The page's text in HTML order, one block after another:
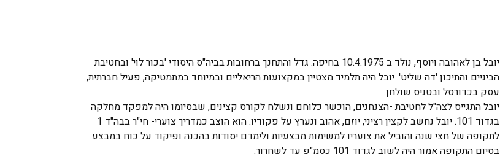
יובל בן לאהובה ויוסף, נולד ב 10.4.1975 בחיפה. גדל והתחנך ברחובות בביה"ס היסודי 'בכור לוי' ובחטיבת
הביניים והתיכון 'דה שליט'. יובל היה תלמיד מצטיין במקצועות הריאליים ובמיוחד במתמטיקה, פעיל חברתית,
עסק בכדורסל ובטניס שולחן.
יובל התגייס לצה"ל לחטיבת -הצנחנים, הוכשר כלוחם ונשלח לקורס קצינים, שבסיומו היה למפקד מחלקה
בגדוד 101. יובל נחשב לקצין רציני, יוזם, אהוב ונערץ על פקודיו. הוא הוצב כמדריך צוערי- חי"ר בבה"ד 1
לתקופה של חצי שנה והוביל את צועריו למשימות מבצעיות ולימדם יסודות בהכנה ופיקוד על כוח במבצע.
בסיום התקופה אמור היה לשוב לגדוד 101 כסמ"פ עד לשחרור.